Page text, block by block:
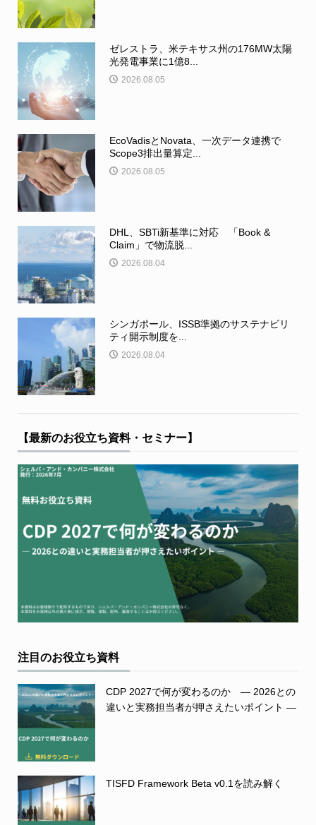
ゼレストラ、米テキサス州の176MW太陽
光発電事業に1億8...
2026.08.05
EcoVadisとNovata、一次データ連携で
Scope3排出量算定...
2026.08.05
DHL、SBTi新基準に対応 「Book &
Claim」で物流脱...
2026.08.04
シンガポール、ISSB準拠のサステナビリ
ティ開示制度を...
2026.08.04
【最新のお役立ち資料・セミナー】
注目のお役立ち資料
CDP 2027で何が変わるのか ― 2026との
違いと実務担当者が押さえたいポイント ―
TISFD Framework Beta v0.1を読み解く